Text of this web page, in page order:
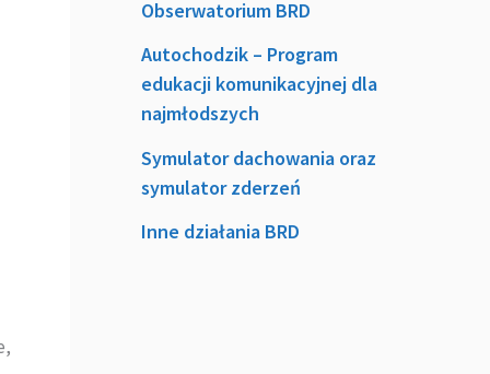
Obserwatorium BRD
Autochodzik – Program
edukacji komunikacyjnej dla
najmłodszych
Symulator dachowania oraz
symulator zderzeń
Inne działania BRD